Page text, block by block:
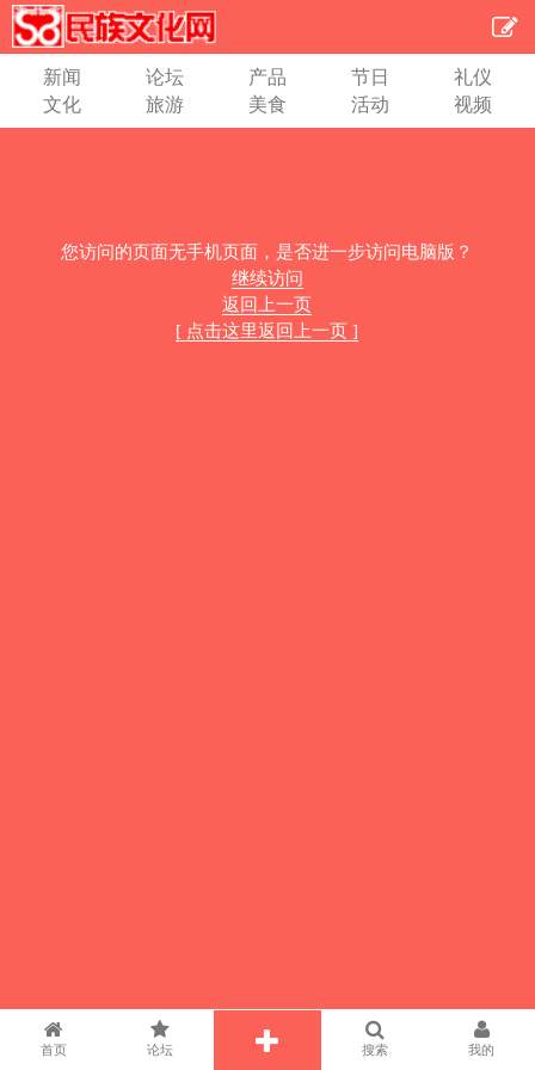
新闻 论坛 产品 节日
礼仪
文化
旅游 美食 活动 视频
您访问的页面无手机页面，是否进一步访问电脑版？
继续访问
返回上一页
[ 点击这里返回上一页 ]
首页 论坛 搜索 我的